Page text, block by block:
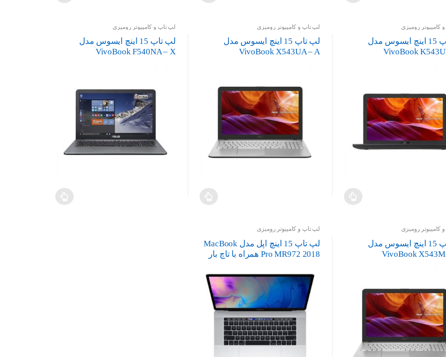
کامپیوتر رومیزی
لپ تاپ 15 اینچ ایسوس مدل
VivoBook
لپ تاپ و کامپیوتر رومیزی
لپ تاپ 15 اینچ ایسوس مدل
VivoBook X543UA – A
لپ تاپ و کامپیوتر رومیزی
لپ تاپ 15 اینچ ایسوس مدل
VivoBook F540NA – X
کامپیوتر رومیزی
لپ تاپ 15 اینچ ایسوس مدل
VivoBook
لپ تاپ و کامپیوتر رومیزی
لپ تاپ 15 اینچ اپل مدل MacBook
Pro MR972 2018 همراه با تاچ بار